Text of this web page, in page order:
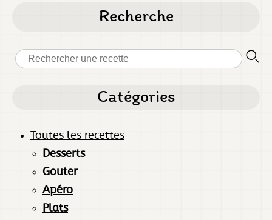
Recherche
Catégories
Toutes les recettes
Desserts
Gouter
Apéro
Plats